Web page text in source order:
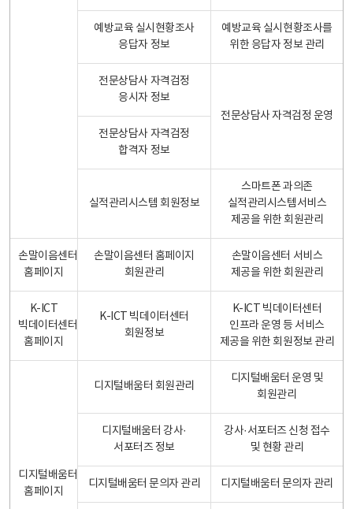
예방교육 실시현황조사
응답자 정보
예방교육 실시현황조사를
위한 응답자 정보 관리
전문상담사 자격검정
응시자 정보
전문상담사 자격검정 운영
전문상담사 자격검정
합격자 정보
실적관리시스템 회원정보
스마트폰 과의존
실적관리시스템서비스
제공을 위한 회원관리
손말이음센터
홈페이지
손말이음센터 홈페이지
회원관리
손말이음센터 서비스
제공을 위한 회원관리
K-ICT
빅데이터센터
홈페이지
K-ICT 빅데이터센터
회원정보
K-ICT 빅데이터센터
인프라 운영 등 서비스
제공을 위한 회원정보 관리
디지털배움터
홈페이지
디지털배움터 회원관리
디지털배움터 운영 및
회원관리
디지털배움터 강사·
서포터즈 정보
강사·서포터즈 신청 접수
및 현황 관리
디지털배움터 문의자 관리 디지털배움터 문의자 관리